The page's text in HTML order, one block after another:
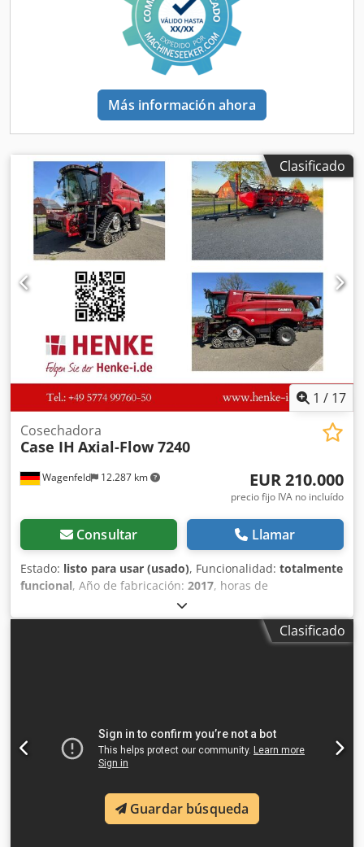
Más información ahora
Clasificado
1 / 17
Wagenfeld 12.287 km
Cosechadora
Case IH Axial-Flow 7240
EUR 210.000
precio fijo IVA no incluído
Consultar Llamar
Estado: listo para usar (usado), Funcionalidad: totalmente
funcional, Año de fabricación: 2017, horas de
, potencia:
tipo de combustible:diésel, velocidad máxima:30 km/h,
, próxima inspección (TÜV):
para la venta: Cosechadora Case-IH AF 7240 con rotor ST
Nº de chasis: YHG233775 Rotor ST de disposición
longitudinal Versión de 30 km/h Motor de 6 cilindros
Potencia: 366 kW (497 CV) Ruedas delanteras: Oruga
suspendida de 610 mm Ruedas traseras: 500/85 R24
Paquete de faros de trabajo HID Ventilador AC con ajuste
Clasificado
Guardar búsqueda